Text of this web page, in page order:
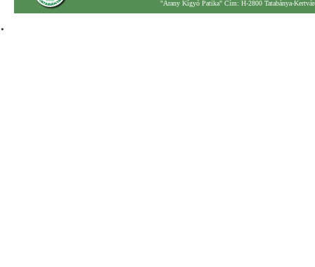
"Arany Kígyó Patika" Cím: H-2800 Tatabánya-
.